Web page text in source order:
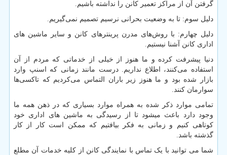
گرفتن آن از مراکز تعمیر کانن را نداشته باشیم.
دلیل سوم:‌ تا به وضعیت بحرانی نرسیم تصمیم نمی‌گیریم.
دلیل چهارم: با روش‌های مدرن پرینترهای کانن و سایر ماشین های
اداری کانن آشنا نیستیم.
دنیا پیشرفت کرده و ما هنوز از خیلی از خدماتی که مردم از آن
استفاده می‌کنند، اطلاع نداریم. درست مانند زمانی که اسنپ وارد
بازار شده بود و ما هنوز زیر باران التماس می‌کردیم که تاکسی‌ها
سوارمان کنند.
تمامی موارد ذکر شده به همراه موارد بسیاری که در ذهن همه ما
وجود دارد باعث میشود تا از رسیدگی به ماشین های اداری خود
کوتاهی کنیم و زمانی به فکر بیافتیم که ممکن است کار از کار
گذشته باشد.
شما می توانید با یک تماس با نمایندگی کانن از کلیه خدمات آن مطلع